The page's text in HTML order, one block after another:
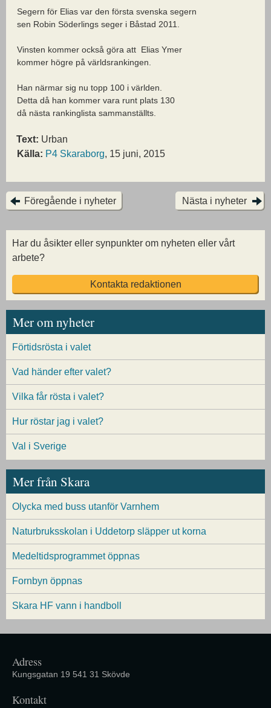
Segern för Elias var den första svenska segern
sen Robin Söderlings seger i Båstad 2011.
Vinsten kommer också göra att Elias Ymer
kommer högre på världsrankingen.
Han närmar sig nu topp 100 i världen.
Detta då han kommer vara runt plats 130
då nästa rankinglista sammanställts.
Text: Urban
Källa: P4 Skaraborg, 15 juni, 2015
Föregående i nyheter Nästa i nyheter
Har du åsikter eller synpunkter om nyheten eller vårt
arbete?
Kontakta redaktionen
Mer om nyheter
Förtidsrösta i valet
Vad händer efter valet?
Vilka får rösta i valet?
Hur röstar jag i valet?
Val i Sverige
Mer från Skara
Olycka med buss utanför Varnhem
Naturbruksskolan i Uddetorp släpper ut korna
Medeltidsprogrammet öppnas
Fornbyn öppnas
Skara HF vann i handboll
Adress
Kungsgatan 19 541 31 Skövde
Kontakt